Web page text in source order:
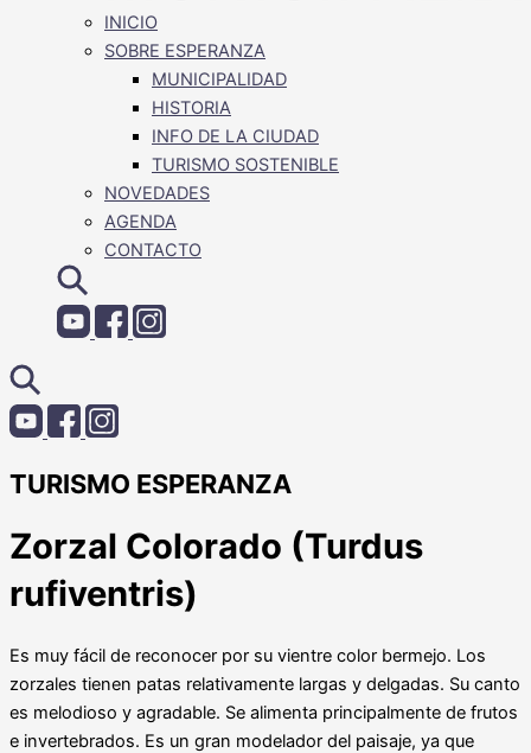
INICIO
SOBRE ESPERANZA
MUNICIPALIDAD
HISTORIA
INFO DE LA CIUDAD
TURISMO SOSTENIBLE
NOVEDADES
AGENDA
CONTACTO
TURISMO ESPERANZA
Zorzal Colorado (Turdus
rufiventris)
Es muy fácil de reconocer por su vientre color bermejo. Los
zorzales tienen patas relativamente largas y delgadas. Su canto
es melodioso y agradable. Se alimenta principalmente de frutos
e invertebrados. Es un gran modelador del paisaje, ya que